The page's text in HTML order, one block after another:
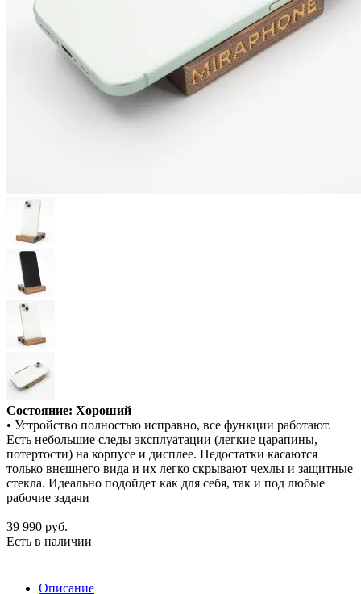
Состояние: Хороший
• Устройство полностью исправно, все функции работают.
Есть небольшие следы эксплуатации (легкие царапины,
потертости) на корпусе и дисплее. Недостатки касаются
только внешнего вида и их легко скрывают чехлы и защитные
стекла. Идеально подойдет как для себя, так и под любые
рабочие задачи
39 990 руб.
Есть в наличии
Описание